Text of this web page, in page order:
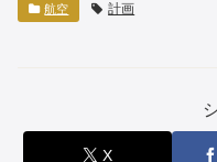
航空 計画
X